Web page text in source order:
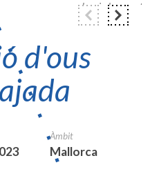
de rajada
Foto: Cayume.
d'ous
Àmbit
Mallorca